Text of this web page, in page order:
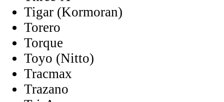
Tigar (Kormoran)
Torero
Torque
Toyo (Nitto)
Tracmax
Trazano